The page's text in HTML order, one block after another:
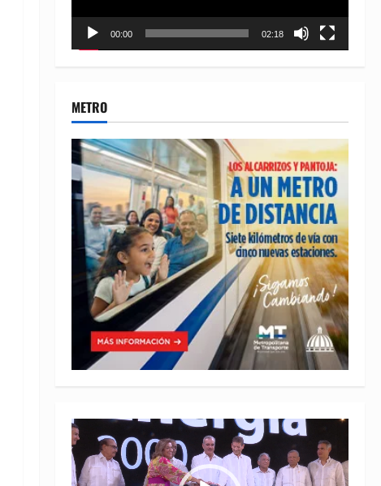
00:00 02:18
METRO
Reproductor
de
vídeo